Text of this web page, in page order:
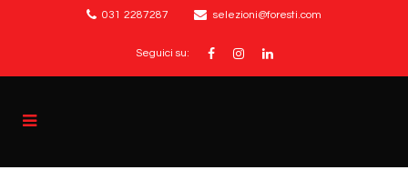
031 2287287 selezioni@foresti.com
Seguici su: